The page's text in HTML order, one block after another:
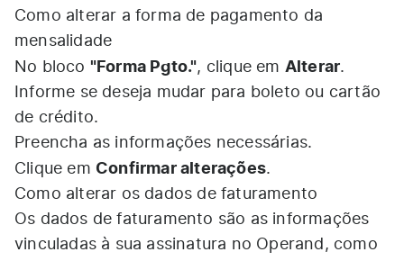
Como alterar a forma de pagamento da
mensalidade
No bloco "Forma Pgto.", clique em Alterar.
Informe se deseja mudar para boleto ou cartão
de crédito.
Preencha as informações necessárias.
Clique em Confirmar alterações.
Como alterar os dados de faturamento
Os dados de faturamento são as informações
vinculadas à sua assinatura no Operand, como